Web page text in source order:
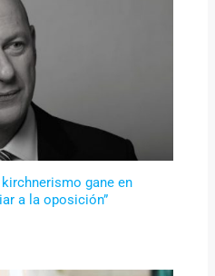
gane en
a la oposición”